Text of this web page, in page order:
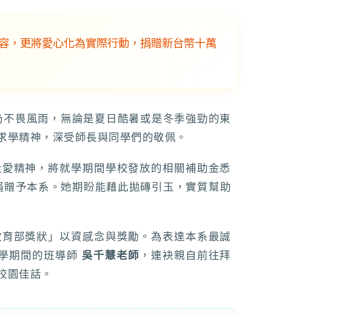
，更將愛心化為實際行動，捐贈新台幣十萬
畏風雨，無論是夏日酷暑或是冬季強勁的東
精神，深受師長與同學們的敬佩。
精神，將就學期間學校發放的相關補助金悉
贈予本系。她期盼能藉此拋磚引玉，實質幫助
部獎狀」以資感念與獎勵。為表達本系最誠
期間的班導師 吳千慧老師 ，連袂親自前往拜
園佳話。